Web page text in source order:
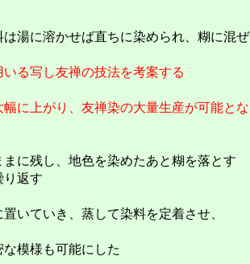
湯に溶かせば直ちに染められ、糊に混ぜ
る写し友禅の技法を考案する
に上がり、友禅染の大量生産が可能とな
に残し、地色を染めたあと糊を落とす
返す
いていき、蒸して染料を定着させ、
模様も可能にした